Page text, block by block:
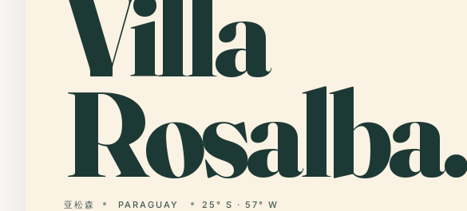
Villa
Rosalba.
亚松森 PARAGUAY 25° S · 57° W